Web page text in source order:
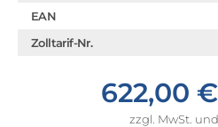
EAN
Zolltarif-Nr.
622,00 €
zzgl. MwSt.